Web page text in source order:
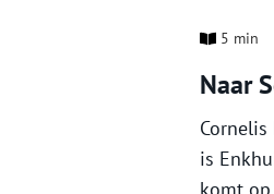
5 min
Naar
is